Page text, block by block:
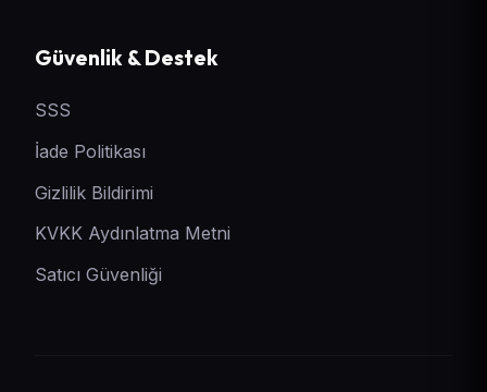
Güvenlik & Destek
SSS
İade Politikası
Gizlilik Bildirimi
KVKK Aydınlatma Metni
Satıcı Güvenliği